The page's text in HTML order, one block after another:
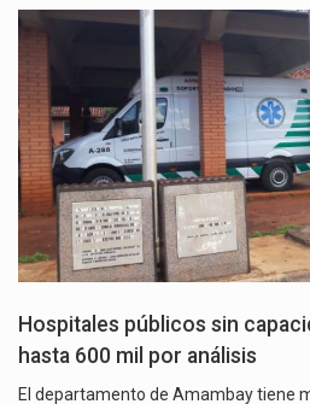
Hospitales públicos sin
hasta 600 mil por análisis
El departamento de Amambay tiene